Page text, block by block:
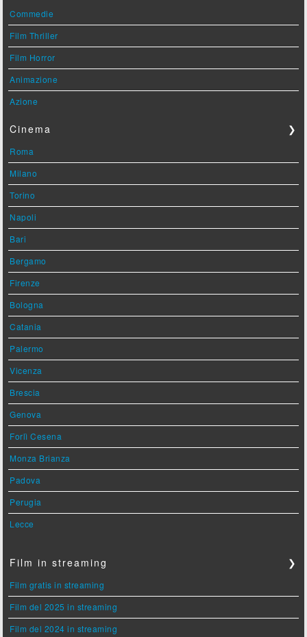
Commedie
Film Thriller
Film Horror
Animazione
Azione
Cinema ❯
Roma
Milano
Torino
Napoli
Bari
Bergamo
Firenze
Bologna
Catania
Palermo
Vicenza
Brescia
Genova
Forlì Cesena
Monza Brianza
Padova
Perugia
Lecce
Film in streaming ❯
Film gratis in streaming
Film del 2025 in streaming
Film del 2024 in streaming